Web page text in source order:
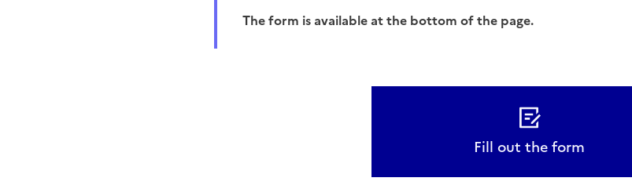
The form is available at the bottom of the page.
Fill out the form